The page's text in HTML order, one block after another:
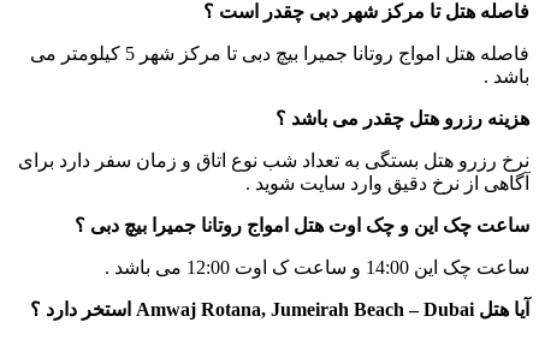
فاصله هتل تا مرکز شهر دبی چقدر است ؟
فاصله هتل امواج روتانا جمیرا بیچ دبی تا مرکز شهر 5 کیلومتر می
باشد .
هزینه رزرو هتل چقدر می باشد ؟
نرخ رزرو هتل بستگی به تعداد شب نوع اتاق و زمان سفر دارد برای
آگاهی از نرخ دقیق وارد سایت شوید .
ساعت چک این و چک اوت هتل امواج روتانا جمیرا بیچ دبی ؟
ساعت چک این 14:00 و ساعت ک اوت 12:00 می باشد .
آیا هتل Amwaj Rotana, Jumeirah Beach – Dubai استخر دارد ؟